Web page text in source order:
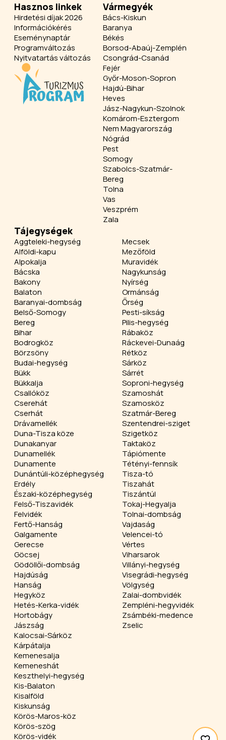
Hasznos linkek
Hirdetési díjak 2026
Információkérés
Eseménynaptár
Programváltozás
Nyitvatartás változás
Vármegyék
Bács-Kiskun
Baranya
Békés
Borsod-Abaúj-Zemplén
Csongrád-Csanád
Fejér
Győr-Moson-Sopron
Hajdú-Bihar
Heves
Jász-Nagykun-Szolnok
Komárom-Esztergom
Nem Magyarország
Nógrád
Pest
Somogy
Szabolcs-Szatmár-
Bereg
Tolna
Vas
Veszprém
Zala
Tájegységek
Aggteleki-hegység
Alföldi-kapu
Alpokalja
Bácska
Bakony
Balaton
Baranyai-dombság
Belső-Somogy
Bereg
Bihar
Bodrogköz
Börzsöny
Budai-hegység
Bükk
Bükkalja
Csallóköz
Cserehát
Cserhát
Drávamellék
Duna-Tisza köze
Dunakanyar
Dunamellék
Dunamente
Dunántúli-középhegység
Erdély
Északi-középhegység
Felső-Tiszavidék
Felvidék
Fertő-Hanság
Galgamente
Gerecse
Göcsej
Gödöllői-dombság
Hajdúság
Hanság
Hegyköz
Hetés-Kerka-vidék
Hortobágy
Jászság
Kalocsai-Sárköz
Kárpátalja
Kemenesalja
Kemeneshát
Keszthelyi-hegység
Kis-Balaton
Kisalföld
Kiskunság
Körös-Maros-köz
Körös-szög
Körös-vidék
Mecsek
Mezőföld
Muravidék
Nagykunság
Nyírség
Ormánság
Őrség
Pesti-síkság
Pilis-hegység
Rábaköz
Ráckevei-Dunaág
Rétköz
Sárköz
Sárrét
Soproni-hegység
Szamoshát
Szamosköz
Szatmár-Bereg
Szentendrei-sziget
Szigetköz
Taktaköz
Tápiómente
Tétényi-fennsík
Tisza-tó
Tiszahát
Tiszántúl
Tokaj-Hegyalja
Tolnai-dombság
Vajdaság
Velencei-tó
Vértes
Viharsarok
Villányi-hegység
Visegrádi-hegység
Völgység
Zalai-dombvidék
Zempléni-hegyvidék
Zsámbéki-medence
Zselic